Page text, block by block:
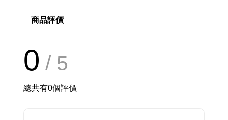
商品評價
0 / 5
總共有0個評價